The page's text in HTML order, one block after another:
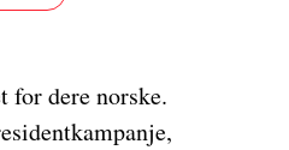
for dere norske.